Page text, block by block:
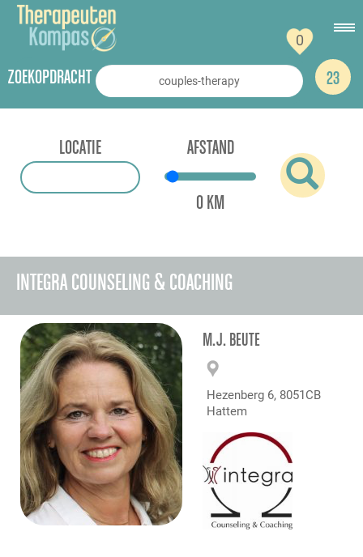
0
ZOEKOPDRACHT 23
LOCATIE AFSTAND
0 KM
INTEGRA COUNSELING & COACHING
M.J. BEUTE
Hezenberg 6, 8051CB
Hattem